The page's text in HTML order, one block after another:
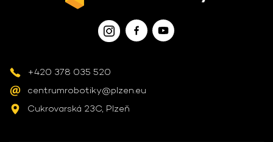
+420 378 035 520
centrumrobotiky@plzen.eu
Cukrovarská 23C, Plzeň